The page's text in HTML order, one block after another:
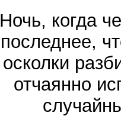
Ночь, когда
последнее,
осколки
отчаянно